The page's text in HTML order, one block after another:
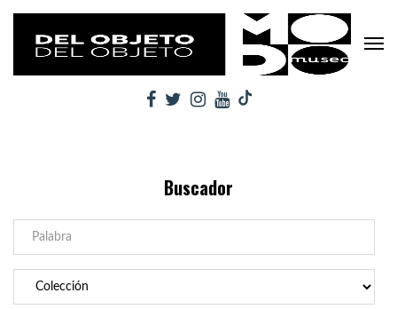
Buscador